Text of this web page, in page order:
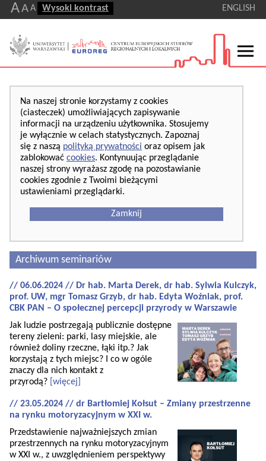
AA A Wysoki kontrast ENGLISH
Na naszej stronie korzystamy z cookies
(ciasteczek) umożliwiających zapisywanie
informacji na urządzeniu użytkownika. Stosujemy
je wyłącznie w celach statystycznych. Zapoznaj
się z naszą polityką prywatności oraz opisem jak
zablokować cookies. Kontynuując przeglądanie
naszej strony wyrażasz zgodę na pozostawianie
cookies zgodnie z Twoimi bieżącymi
ustawieniami przeglądarki.
Zamknij
Archiwum seminariów
// 06.06.2024 // Dr hab. Marta Derek, dr hab. Sylwia Kulczyk,
prof. UW, mgr Tomasz Grzyb, dr hab. Edyta Woźniak, prof.
CBK PAN – O społecznej percepcji przyrody w Warszawie
Jak ludzie postrzegają publicznie dostępne
tereny zieleni: parki, lasy miejskie, ale
również doliny rzeczne, łąki itp.? Jak
korzystają z tych miejsc? I co w ogóle
znaczy dla nich kontakt z
przyrodą? [więcej]
// 23.05.2024 // dr Bartłomiej Kołsut – Zmiany przestrzenne
na rynku motoryzacyjnym w XXI w.
Przedstawienie najważniejszych zmian
przestrzennych na rynku motoryzacyjnym
w XXI w., z uwzględnieniem perspektywy